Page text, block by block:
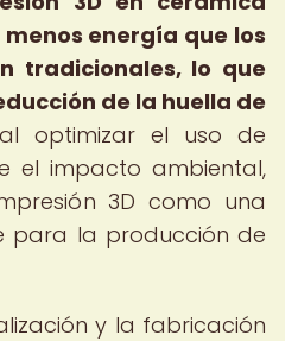
energía que los
tradicionales, lo que
de la huella de
optimizar el uso de
el impacto ambiental,
3D como una
para la producción de
y la fabricación